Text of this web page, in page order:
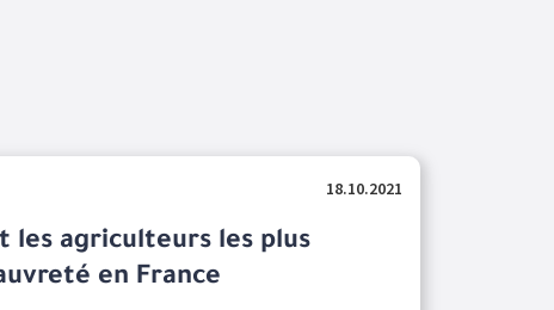
18.10.2021
les agriculteurs les plus
en France